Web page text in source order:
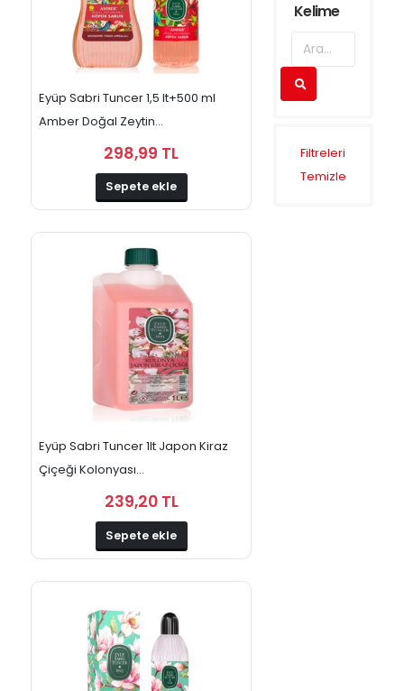
Ürünleri
Ürünleri
Kelime
Filtreleri
Temizle
Eyüp Sabri Tuncer 1,5 lt+500 ml
Amber Doğal Zeytin...
298,99 TL
Sepete ekle
Eyüp Sabri Tuncer 1lt Japon Kiraz
Çiçeği Kolonyası...
239,20 TL
Sepete ekle